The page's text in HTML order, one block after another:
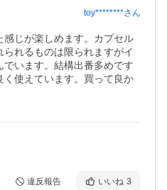
toy********さん
じが楽しめます。カプセル
れるものは限られますがイ
います。結構出番多めです
使えています。買って良か
違反報告 いいね 3